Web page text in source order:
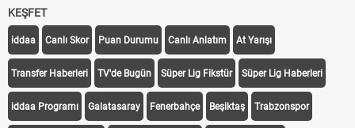
KEŞFET
iddaa Canlı Skor Puan Durumu Canlı Anlatım At Yarışı
Transfer Haberleri TV'de Bugün Süper Lig Fikstür Süper Lig Haberleri
iddaa Programı Galatasaray Fenerbahçe Beşiktaş Trabzonspor